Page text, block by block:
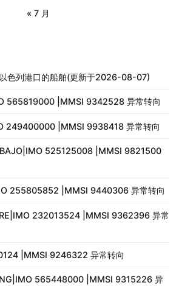
« 7 月
色列港口的船舶(更新于2026-08-07)
565819000 |MMSI 9342528 异常转向
249400000 |MMSI 9938418 异常转向
525125008 |MMSI 9821500
255805852 |MMSI 9440306 异常转向
232013524 |MMSI 9362396 异常
|MMSI 9246322 异常转向
565448000 |MMSI 9315226 异